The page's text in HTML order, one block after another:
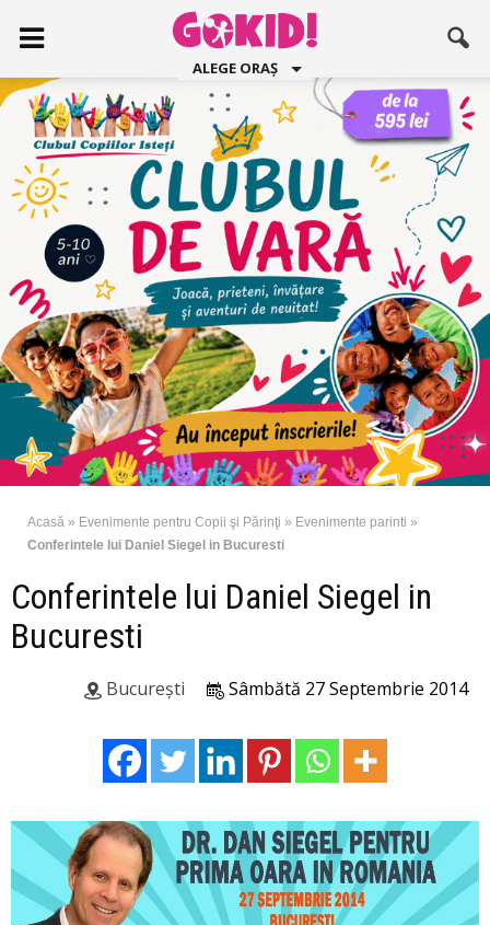
ALEGE ORAȘ
Acasă » Evenimente pentru Copii şi Părinţi » Evenimente parinti »
Conferintele lui Daniel Siegel in Bucuresti
Conferintele lui Daniel Siegel in
Bucuresti
Sâmbătă 27 Septembrie 2014
București